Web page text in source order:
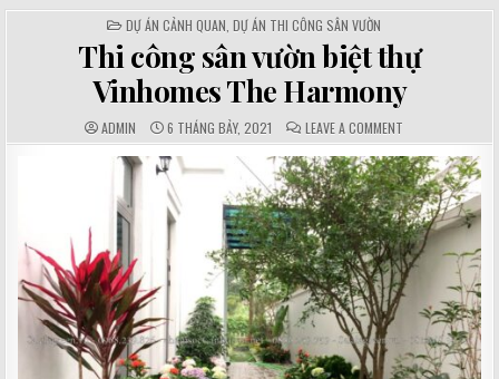
POSTED
IN
DỰ ÁN CẢNH QUAN DỰ ÁN THI CÔNG SÂN VƯỜN
Thi công sân vườn biệt thự
Vinhomes The Harmony
AUTHOR:
ADMIN PUBLISHED
DATE:
6 THÁNG BẢY, 2021 COMMENTS:
LEAVE A COMMENT
THI
CÔNG
SÂN
VƯỜN
BIỆT
THỰ
VINHOMES
THE
HARMONY